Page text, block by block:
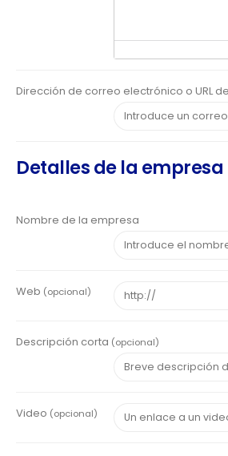
Dirección de correo electrónico o URL
Detalles de la empresa
Nombre de la empresa
Web (opcional)
Descripción corta (opcional)
Video (opcional)